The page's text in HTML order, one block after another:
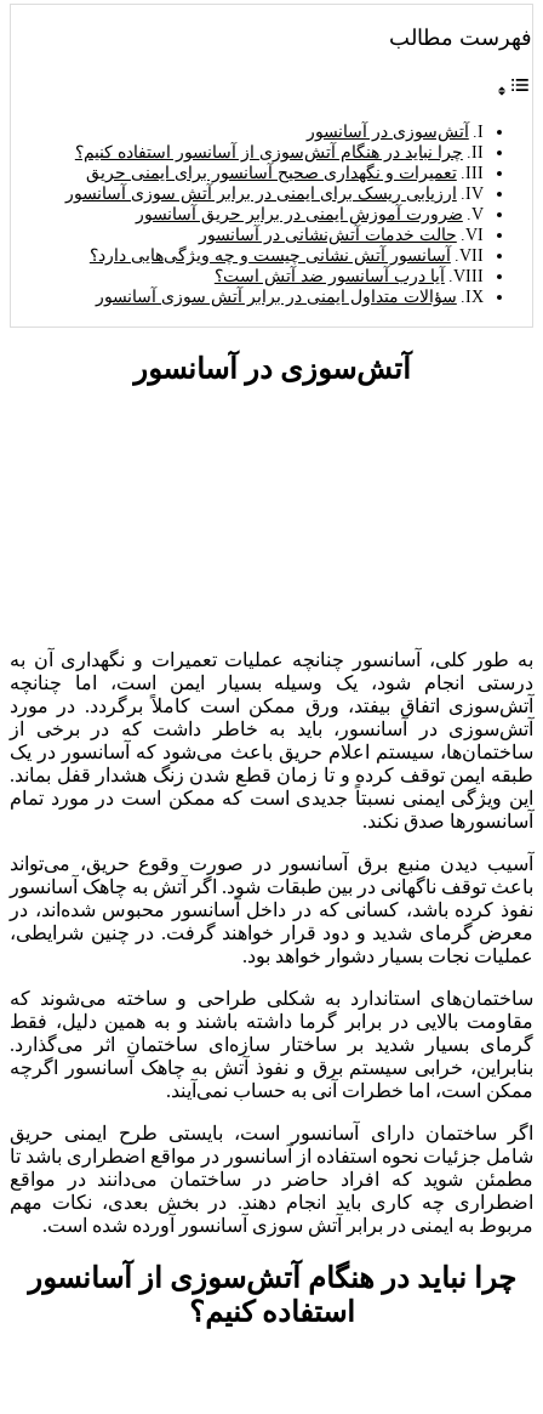
فهرست مطالب
آتش‌سوزی در آسانسور
چرا نباید در هنگام آتش‌سوزی از آسانسور استفاده کنیم؟
تعمیرات و نگهداری صحیح آسانسور برای ایمنی حریق
ارزیابی ریسک برای ایمنی در برابر آتش سوزی آسانسور
ضرورت آموزش ایمنی در برابر حریق آسانسور
حالت خدمات آتش‌نشانی در آسانسور
آسانسور آتش نشانی چیست و چه ویژگی‌هایی دارد؟
آیا درب آسانسور ضد آتش است؟
سؤالات متداول ایمنی در برابر آتش سوزی آسانسور
آتش‌سوزی در آسانسور
به طور کلی، آسانسور چنانچه عملیات تعمیرات و نگهداری آن به
درستی انجام شود، یک وسیله بسیار ایمن است، اما چنانچه
آتش‌سوزی اتفاق بیفتد، ورق ممکن است کاملاً برگردد. در مورد
آتش‌سوزی در آسانسور، باید به خاطر داشت که در برخی از
ساختمان‌ها، سیستم اعلام حریق باعث می‌شود که آسانسور در یک
طبقه ایمن توقف کرده و تا زمان قطع شدن زنگ هشدار قفل بماند.
این ویژگی ایمنی نسبتاً جدیدی است که ممکن است در مورد تمام
آسانسورها صدق نکند.
آسیب دیدن منبع برق آسانسور در صورت وقوع حریق، می‌تواند
باعث توقف ناگهانی در بین طبقات شود. اگر آتش به چاهک آسانسور
نفوذ کرده باشد، کسانی که در داخل آسانسور محبوس شده‌اند، در
معرض گرمای شدید و دود قرار خواهند گرفت. در چنین شرایطی،
عملیات نجات بسیار دشوار خواهد بود.
ساختمان‌های استاندارد به شکلی طراحی و ساخته می‌شوند که
مقاومت بالایی در برابر گرما داشته باشند و به همین دلیل، فقط
گرمای بسیار شدید بر ساختار سازه‌ای ساختمان اثر می‌گذارد.
بنابراین، خرابی سیستم برق و نفوذ آتش به چاهک آسانسور اگرچه
ممکن است، اما خطرات آنی به حساب نمی‌آیند.
اگر ساختمان دارای آسانسور است، بایستی طرح ایمنی حریق
شامل جزئیات نحوه استفاده از آسانسور در مواقع اضطراری باشد تا
مطمئن شوید که افراد حاضر در ساختمان می‌دانند در مواقع
اضطراری چه کاری باید انجام دهند. در بخش بعدی، نکات مهم
مربوط به ایمنی در برابر آتش سوزی آسانسور آورده شده است.
چرا نباید در هنگام آتش‌سوزی از آسانسور
استفاده کنیم؟